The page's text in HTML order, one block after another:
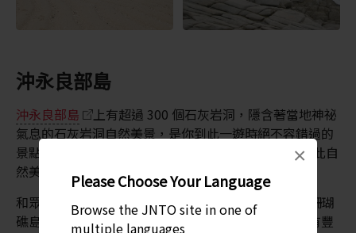
Please Choose Your Language
Browse the JNTO site in one of
multiple languages
×
沖永良部島
沖永良部島
上有超過 300 個石灰岩洞，隱含著當地神祕
氣息的石灰岩洞自然美景，是你到此一遊時絕不容錯過的
景點。沖永良部島上有 200 至 300 個石灰岩洞穴，如此自
然美景實在必須到此一遊。
和眾多奄美群島的島嶼一樣， 沖永良部島
也是屬於珊瑚
礁島，非常適合進行浮潛和水肺潛水活動。這裡還擁有豐